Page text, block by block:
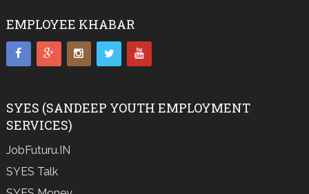
EMPLOYEE KHABAR
SYES (SANDEEP YOUTH EMPLOYMENT
SERVICES)
JobFuturu.IN
SYES Talk